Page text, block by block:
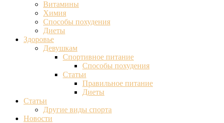
Витамины
Химия
Способы похудения
Диеты
Здоровье
Девушкам
Спортивное питание
Способы похудения
Статьи
Правильное питание
Диеты
Статьи
Другие виды спорта
Новости